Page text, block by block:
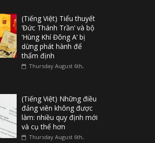
(Tiếng Việt) Tiểu thuyết
‘Đức Thánh Trần’ và bộ
‘Hùng Khí Đông A’ bị
dừng phát hành để
thẩm định
Thursday August 6th,
(Tiếng Việt) Những điều
đảng viên không được
làm: nhiều quy định mới
và cụ thể hơn
Thursday August 6th,